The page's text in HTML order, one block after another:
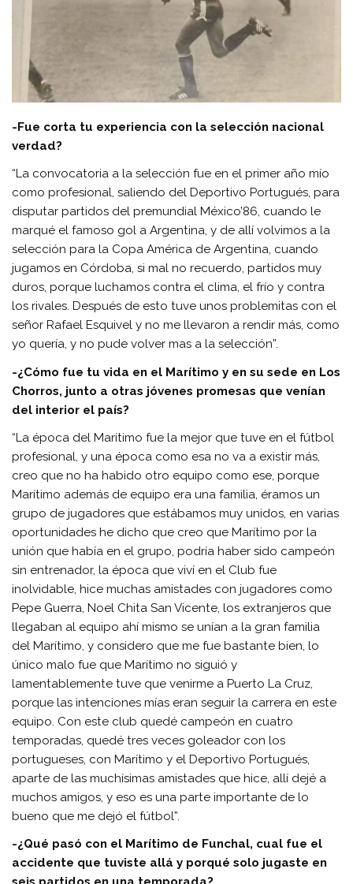
-Fue corta tu experiencia con la selección nacional
verdad?
“La convocatoria a la selección fue en el primer año mío
como profesional, saliendo del Deportivo Portugués, para
disputar partidos del premundial México’86, cuando le
marqué el famoso gol a Argentina, y de allí volvimos a la
selección para la Copa América de Argentina, cuando
jugamos en Córdoba, si mal no recuerdo, partidos muy
duros, porque luchamos contra el clima, el frío y contra
los rivales. Después de esto tuve unos problemitas con el
señor Rafael Esquivel y no me llevaron a rendir más, como
yo quería, y no pude volver mas a la selección”.
-¿Cómo fue tu vida en el Marítimo y en su sede en Los
Chorros, junto a otras jóvenes promesas que venían
del interior el país?
“La época del Marítimo fue la mejor que tuve en el fútbol
profesional, y una época como esa no va a existir más,
creo que no ha habido otro equipo como ese, porque
Marítimo además de equipo era una familia, éramos un
grupo de jugadores que estábamos muy unidos, en varias
oportunidades he dicho que creo que Marítimo por la
unión que había en el grupo, podría haber sido campeón
sin entrenador, la época que viví en el Club fue
inolvidable, hice muchas amistades con jugadores como
Pepe Guerra, Noel Chita San Vicente, los extranjeros que
llegaban al equipo ahí mismo se unían a la gran familia
del Marítimo, y considero que me fue bastante bien, lo
único malo fue que Marítimo no siguió y
lamentablemente tuve que venirme a Puerto La Cruz,
porque las intenciones mías eran seguir la carrera en este
equipo. Con este club quedé campeón en cuatro
temporadas, quedé tres veces goleador con los
portugueses, con Marítimo y el Deportivo Portugués,
aparte de las muchísimas amistades que hice, allí dejé a
muchos amigos, y eso es una parte importante de lo
bueno que me dejó el fútbol”.
-¿Qué pasó con el Marítimo de Funchal, cual fue el
accidente que tuviste allá y porqué solo jugaste en